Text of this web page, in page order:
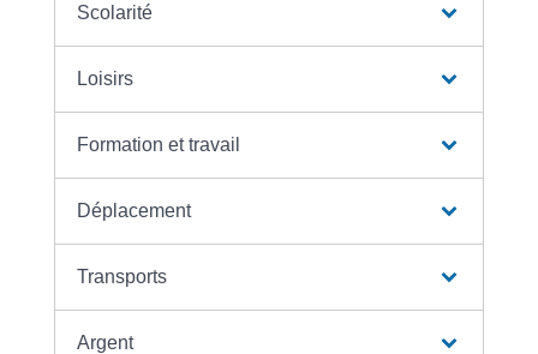
Scolarité
Loisirs
Formation et travail
Déplacement
Transports
Argent